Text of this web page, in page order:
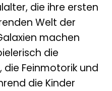
die ihre ersten
Welt der
machen
die
die Feinmotorik und
die Kinder